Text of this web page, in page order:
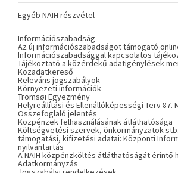
Egyéb NAIH részvétel
Információszabadság
Az új információszabadságot támogató
Információszabadsággal kapcsolatos
Tájékoztató a közérdekű adatigénylések
Közadatkereső
Releváns jogszabályok
Környezeti információk
Tromsøi Egyezmény
Helyreállítási és Ellenállóképességi Terv 87.
Összefoglaló jelentés
Közpénzek felhasználásának átláthatósága
Költségvetési szervek, önkormányzatok
támogatási, kifizetési adatai: Központi
nyilvántartás
A NAIH közpénzköltés átláthatóságát érintő
Adatkormányzás